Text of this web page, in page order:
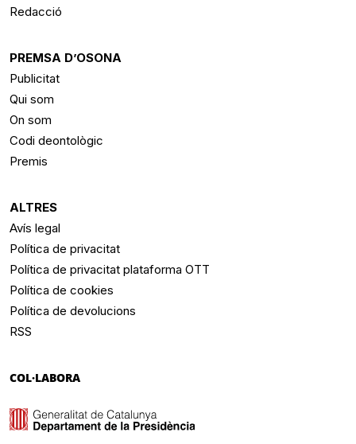
Redacció
PREMSA D’OSONA
Publicitat
Qui som
On som
Codi deontològic
Premis
ALTRES
Avís legal
Política de privacitat
Política de privacitat plataforma OTT
Política de cookies
Política de devolucions
RSS
COL·LABORA